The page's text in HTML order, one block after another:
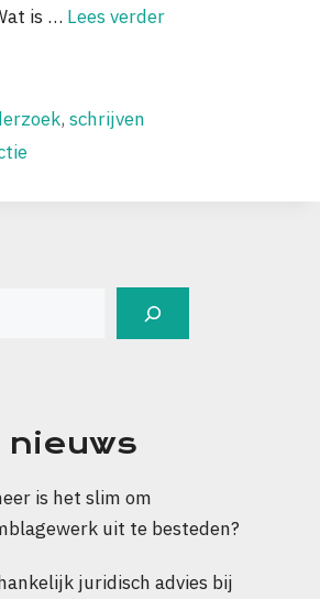
is … Lees verder
,schrijven
nieuws
is het slim om
uit te besteden?
juridisch advies bij